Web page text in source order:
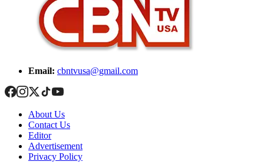
Email: cbntvusa@gmail.com
About Us
Contact Us
Editor
Advertisement
Privacy Policy